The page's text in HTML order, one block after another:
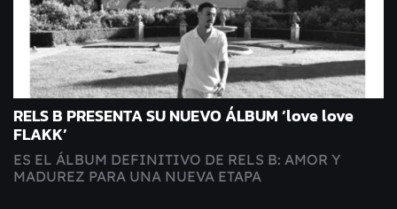
RELS B PRESENTA SU NUEVO ÁLBUM ‘love love
FLAKK’
ES EL ÁLBUM DEFINITIVO DE RELS B: AMOR Y
MADUREZ PARA UNA NUEVA ETAPA